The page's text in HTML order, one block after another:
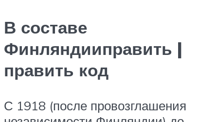
В составе
Финляндииправить |
править код
С 1918 (после провозглашения